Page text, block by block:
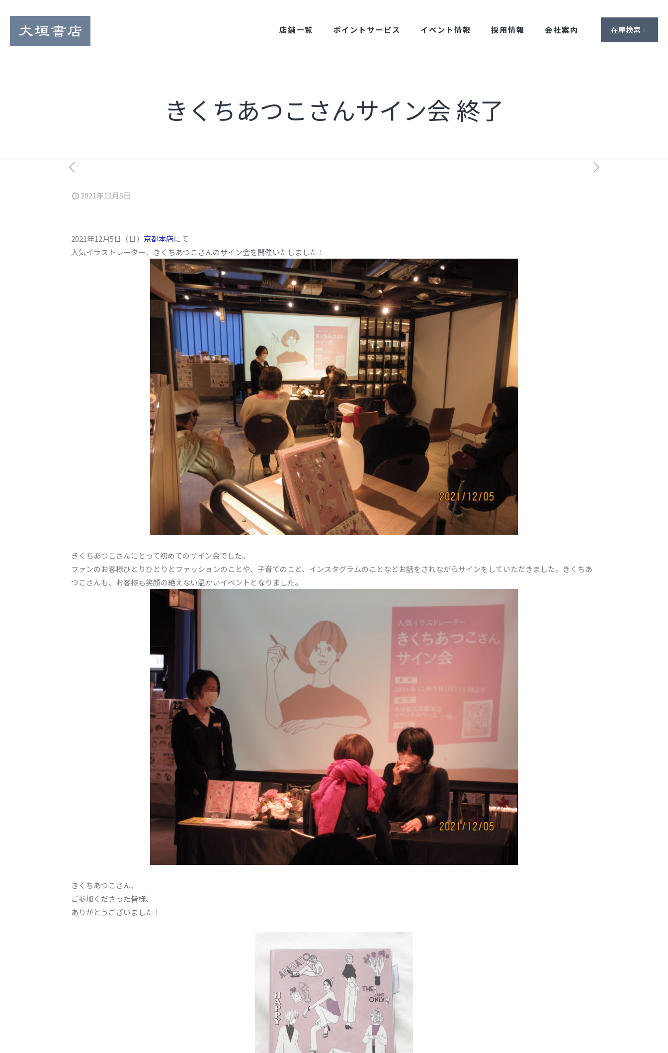
店舗一覧 ポイントサービス イベント情報 採用情報 会社案内 在庫検索
きくちあつこさんサイン会 終了
2021年12月5日
2021年12月5日（日） 京都本店にて
人気イラストレーター、きくちあつこさんのサイン会を開催いたしました！
きくちあつこさんにとって初めてのサイン会でした。
ファンのお客様ひとりひとりとファッションのことや、子育てのこと、インスタグラムのことなどお話をされながらサインをしていただきました。きくちあ
つこさんも、お客様も笑顔の絶えない温かいイベントとなりました。
きくちあつこさん、
ご参加くださった皆様、
ありがとうございました！